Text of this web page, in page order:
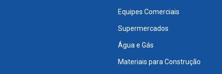
Equipes Comerciais
Supermercados
Água e Gás
Materiais para Construção